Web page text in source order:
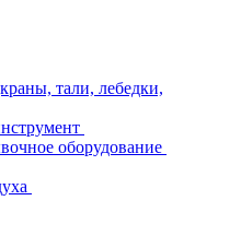
тали, лебедки,
оборудование